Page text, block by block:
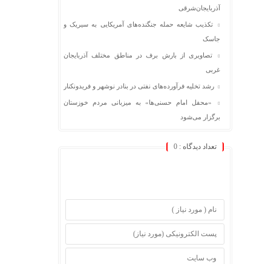
آذربایجان‌شرقی
تکذیب شایعه حمله جنگنده‌های آمریکایی به سیریک و
جاسک
تصاویری از بارش برف در مناطق مختلف آذربایجان
غربی
رشد تخلیه فرآورده‌های نفتی در بنادر نوشهر و فریدونکنار
«محفل امام حسنی‌ها» به میزبانی مردم خوزستان
برگزار می‌شود
تعداد دیدگاه : 0